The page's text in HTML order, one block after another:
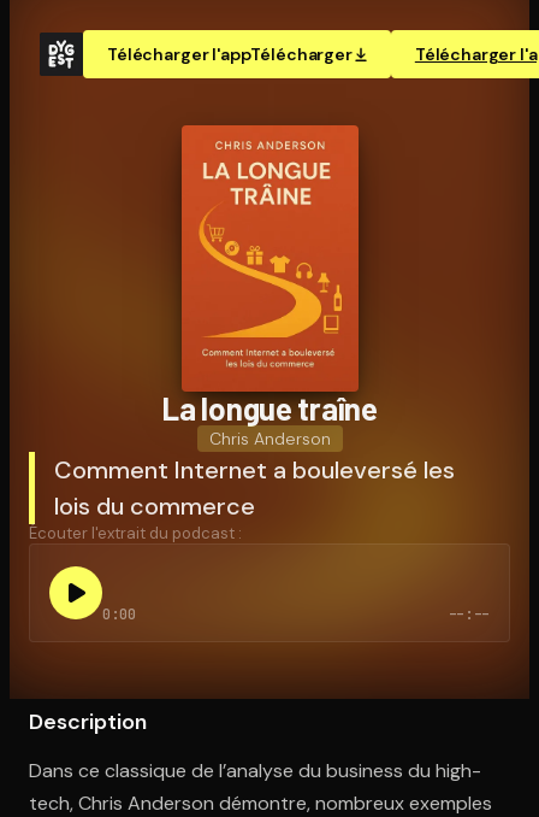
Télécharger l'appTélécharger Télécharger
Ouvre l'app Appareil photo, pointe sur le code. C'est gratuit à
La longue traîne
Chris Anderson
Comment Internet a bouleversé les
lois du commerce
Écouter l'extrait du podcast :
0:00 --:--
Description
Dans ce classique de l’analyse du business du high-
tech, Chris Anderson démontre, nombreux exemples